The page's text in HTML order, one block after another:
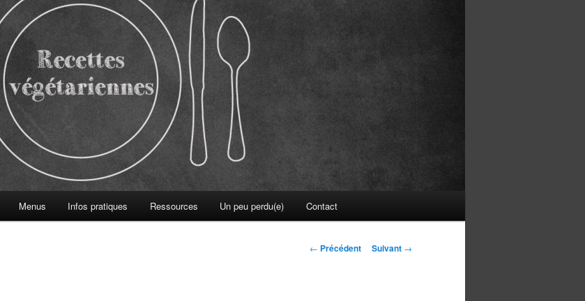
Menus Infos pratiques Ressources Un peu perdu(e) Contact
Navigation
← Précédent Suivant →